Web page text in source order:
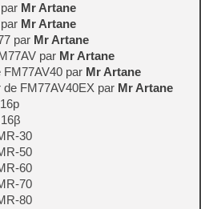
Mr Artane
Mr Artane
par Mr Artane
par Mr Artane
FM77AV40 par Mr Artane
FM77AV40EX par Mr Artane
30
50
60
70
80